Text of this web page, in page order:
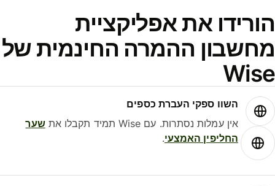
את אפליקציית
ההמרה החינמית של
השוו ספקי העברת כספים
אין עמלות נסתרות. עם Wise תמיד תקבלו את
שער
החליפין האמצעי.